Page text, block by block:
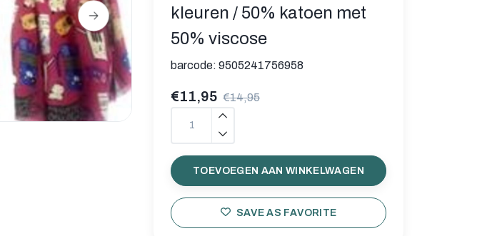
kleuren / 50% katoen met
50% viscose
barcode: 9505241756958
€11,95 €14,95
TOEVOEGEN AAN WINKELWAGEN
SAVE AS FAVORITE